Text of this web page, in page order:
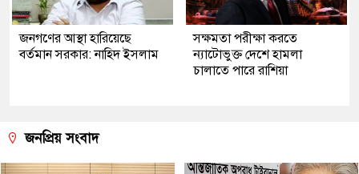
জনগণের আস্থা হারিয়েছে
বর্তমান সরকার: নাহিদ ইসলাম
সক্ষমতা পরীক্ষা করতে
ন্যাটোভুক্ত দেশে হামলা
চালাতে পারে রাশিয়া
জনপ্রিয় সংবাদ